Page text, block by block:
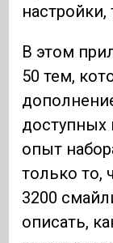
В этом
50 тем,
доступных
опыт
только то,
3200
описать,